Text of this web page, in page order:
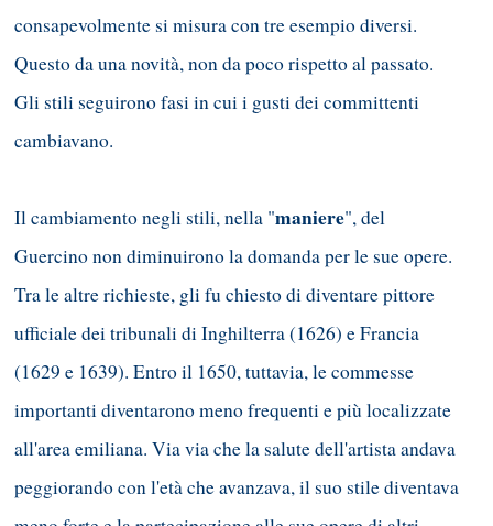
consapevolmente si misura con tre esempio diversi.
Questo da una novità, non da poco rispetto al passato.
Gli stili seguirono fasi in cui i gusti dei committenti
cambiavano.
Il cambiamento negli stili, nella "maniere", del
Guercino non diminuirono la domanda per le sue opere.
Tra le altre richieste, gli fu chiesto di diventare pittore
ufficiale dei tribunali di Inghilterra (1626) e Francia
(1629 e 1639). Entro il 1650, tuttavia, le commesse
importanti diventarono meno frequenti e più localizzate
all'area emiliana. Via via che la salute dell'artista andava
peggiorando con l'età che avanzava, il suo stile diventava